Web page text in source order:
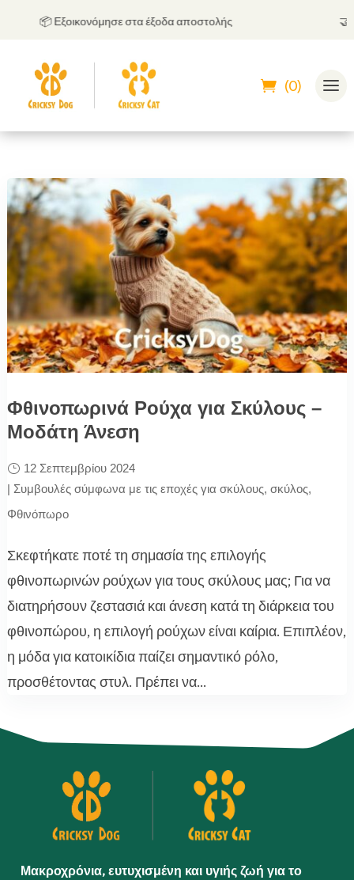
📦 Εξοικονόμησε στα έξοδα αποστολής
(0)
Φθινοπωρινά Ρούχα για Σκύλους –
Μοδάτη Άνεση
12 Σεπτεμβρίου 2024
| Συμβουλές σύμφωνα με τις εποχές για σκύλους, σκύλος,
Φθινόπωρο
Σκεφτήκατε ποτέ τη σημασία της επιλογής
φθινοπωρινών ρούχων για τους σκύλους μας; Για να
διατηρήσουν ζεστασιά και άνεση κατά τη διάρκεια του
φθινοπώρου, η επιλογή ρούχων είναι καίρια. Επιπλέον,
η μόδα για κατοικίδια παίζει σημαντικό ρόλο,
προσθέτοντας στυλ. Πρέπει να...
Μακροχρόνια, ευτυχισμένη και υγιής ζωή για το